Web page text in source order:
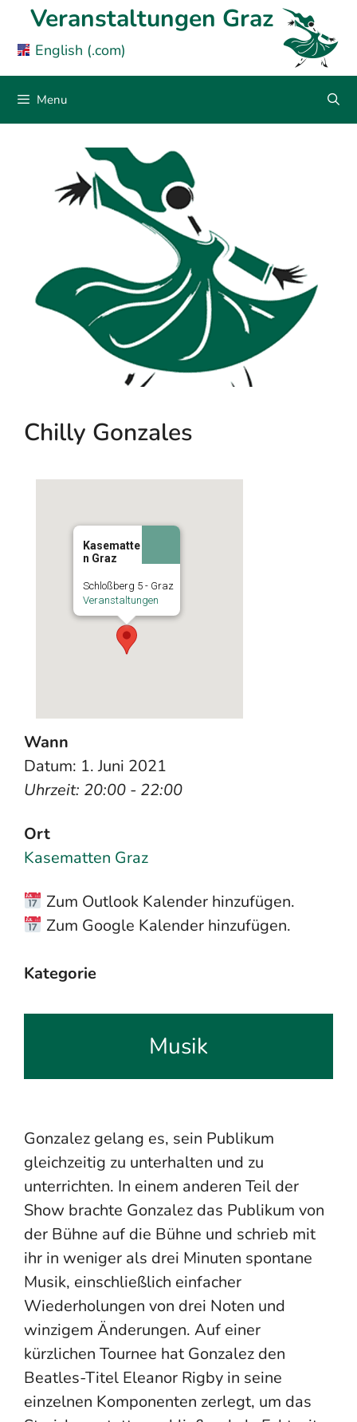
English (.com)
content
Veranstaltungen Graz
Menu
Chilly Gonzales
Kasematte
n Graz
Schloßberg 5 - Graz
Veranstaltungen
Wann
Datum: 1. Juni 2021
Uhrzeit: 20:00 - 22:00
Ort
Kasematten Graz
Zum Outlook Kalender hinzufügen.
Zum Google Kalender hinzufügen.
Kategorie
Musik
Gonzalez gelang es, sein Publikum
gleichzeitig zu unterhalten und zu
unterrichten. In einem anderen Teil der
Show brachte Gonzalez das Publikum von
der Bühne auf die Bühne und schrieb mit
ihr in weniger als drei Minuten spontane
Musik, einschließlich einfacher
Wiederholungen von drei Noten und
winzigem Änderungen. Auf einer
kürzlichen Tournee hat Gonzalez den
Beatles-Titel Eleanor Rigby in seine
einzelnen Komponenten zerlegt, um das